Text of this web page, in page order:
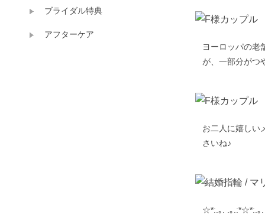
ヨーロッパの老
が、一部分がつ
お二人に嬉しい
さいね♪
☆*:.｡. .｡.:*☆*:.｡
ブライダル特典
アフターケア